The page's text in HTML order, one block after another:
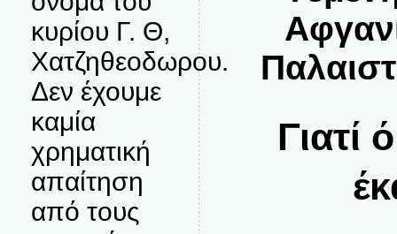
κυρίου Γ. Θ,
Χατζηθεοδωρου.
Δεν έχουμε
καμία
χρηματική
απαίτηση
από τους
Γιατί